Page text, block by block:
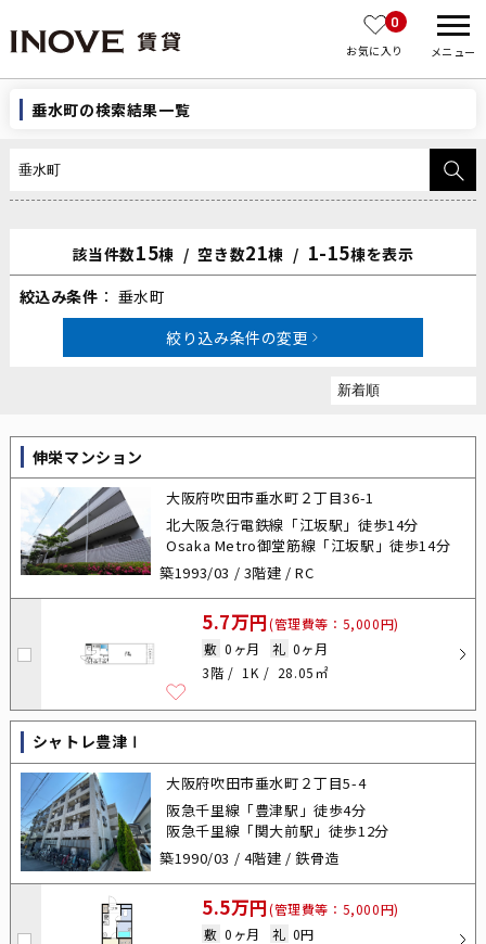
お気に入り
0
メニュー
垂水町の検索結果一覧
該当件数15棟 空き数21棟 1-15棟を表示
絞込み条件
垂水町
絞り込み条件の変更
伸栄マンション
大阪府吹田市垂水町２丁目36-1
北大阪急行電鉄線「江坂駅」徒歩14分
Osaka Metro御堂筋線「江坂駅」徒歩14分
築1993/03 / 3階建 / RC
5.7万円(管理費等：5,000円)
敷 0ヶ月 礼 0ヶ月
3階
1K 28.05㎡
シャトレ豊津Ⅰ
大阪府吹田市垂水町２丁目5-4
阪急千里線「豊津駅」徒歩4分
阪急千里線「関大前駅」徒歩12分
築1990/03 / 4階建 / 鉄骨造
5.5万円(管理費等：5,000円)
敷 0ヶ月 礼 0円